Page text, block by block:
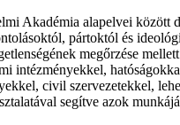
Akadémia alapelvei között
pártoktól és
megőrzése
intézményekkel,
civil szervezetekkel,
segítve azok